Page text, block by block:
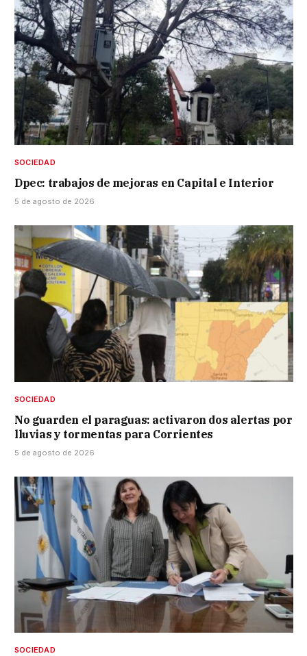
SOCIEDAD
Dpec: trabajos de mejoras en Capital e Interior
5 de agosto de 2026
SOCIEDAD
No guarden el paraguas: activaron dos alertas por
lluvias y tormentas para Corrientes
5 de agosto de 2026
SOCIEDAD